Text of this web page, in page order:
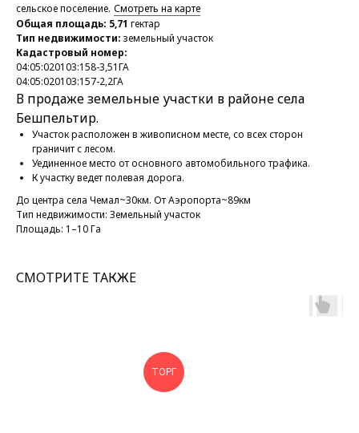
сельское поселение. Смотреть на карте
Общая площадь: 5,71 гектар
Тип недвижимости: земельный участок
Кадастровый номер:
04:05:020103:158-3,51ГА
04:05:020103:157-2,2ГА
В продаже земельные участки в районе села
Бешпельтир.
Участок расположен в живописном месте, со всех сторон
граничит с лесом.
Уединенное место от основного автомобильного трафика.
К участку ведет полевая дорога.
До центра села Чемал~30км. От Аэропорта~89км
Тип недвижимости: Земельный участок
Площадь: 1–10 Га
СМОТРИТЕ ТАКЖЕ
ТОРГ